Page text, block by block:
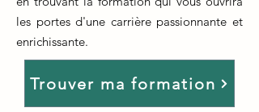
les portes d'une carrière passionnante et
enrichissante.
Trouver ma formation